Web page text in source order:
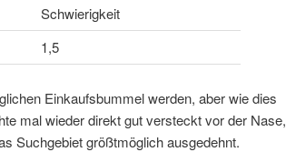
Schwierigkeit
1,5
Einkaufsbummel werden, aber wie dies
mal wieder direkt gut versteckt vor der Nase,
Suchgebiet größtmöglich ausgedehnt.